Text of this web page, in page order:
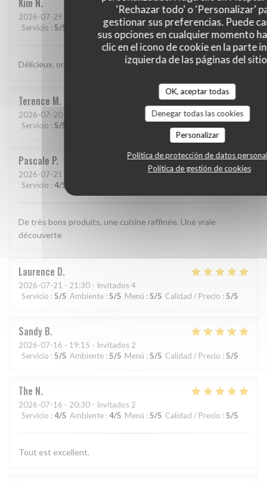
'Rechazar todo' o 'Personalizar'
gestionar sus preferencias. Puede
sus opciones en cualquier momento
clic en el icono de cookie en la parte
izquierda de las páginas del
OK, aceptar todas
Denegar todas las cookies
Personalizar
Política de protección de datos
Política de gestión de cookies
Kim N
2026-07-29 - 21:15 - Invitados 2
Servicio : 5/5 Ambiente:5/5 Menú 5/5 Calidad / Precio: 5 /5
Délicieux, original, subtil et service très agréable.
Terence M
2026-07-20
Servicio : 5/5
Pascale P
2026-07-21
Servicio : 4/5
De très bons produits, une cuisine raffinée. Une vraie
découverte
Laurence D
2026-07-21 - 21:30 - Invitados 4
Servicio : 5/5 Ambiente : 5/5 Menú : 5/5 Calidad / Precio : 5/5
Sandy B
2026-07-16 - 19:15 - Invitados 2
Servicio : 5/5 Ambiente : 5/5 Menú : 5/5 Calidad / Precio : 5/5
The N
2026-07-16 - 20:30 - Invitados 2
Servicio : 4/5 Ambiente : 4/5 Menú : 5/5 Calidad / Precio : 5/5
Tout est excellent.